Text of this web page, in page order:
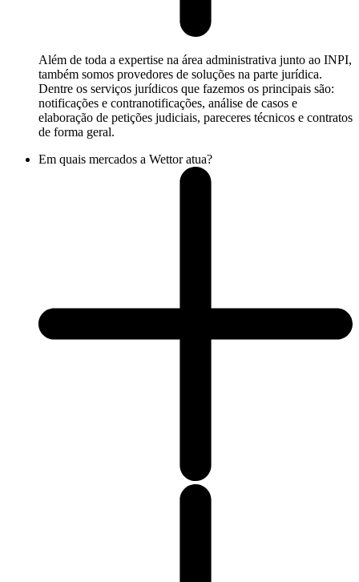
Além de toda a expertise na área administrativa junto ao INPI,
também somos provedores de soluções na parte jurídica.
Dentre os serviços jurídicos que fazemos os principais são:
notificações e contranotificações, análise de casos e
elaboração de petições judiciais, pareceres técnicos e contratos
de forma geral.
Em quais mercados a Wettor atua?